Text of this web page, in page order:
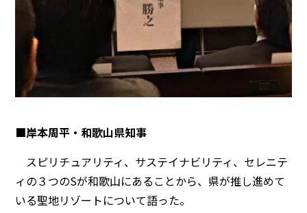
■岸本周平・和歌山県知事
スピリチュアリティ、サステイナビリティ、セレニテ
ィの３つのSが和歌山にあることから、県が推し進めて
いる聖地リゾートについて語った。